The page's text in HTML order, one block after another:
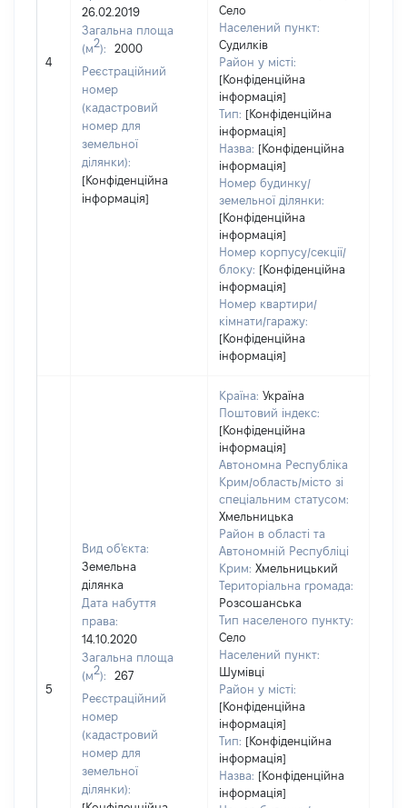
4
26.02.2019
Загальна площа
(м2):
2000
Реєстраційний
номер
(кадастровий
номер для
земельної
ділянки):
[Конфіденційна
інформація]
Село
Населений пункт:
Судилків
Район у місті:
[Конфіденційна
інформація]
Тип: [Конфіденційна
інформація]
Назва: [Конфіденційна
інформація]
Номер будинку/
земельної ділянки:
[Конфіденційна
інформація]
Номер корпусу/секції/
блоку: [Конфіденційна
інформація]
Номер квартири/
кімнати/гаражу:
[Конфіденційна
інформація]
5
Вид об'єкта:
Земельна
ділянка
Дата набуття
права:
14.10.2020
Загальна площа
(м2):
267
Реєстраційний
номер
(кадастровий
номер для
земельної
ділянки):
Країна: Україна
Поштовий індекс:
[Конфіденційна
інформація]
Автономна Республіка
Крим/область/місто зі
спеціальним статусом:
Хмельницька
Район в області та
Автономній Республіці
Крим: Хмельницький
Територіальна громада:
Розсошанська
Тип населеного пункту:
Село
Населений пункт:
Шумівці
Район у місті:
[Конфіденційна
інформація]
Тип: [Конфіденційна
інформація]
Назва: [Конфіденційна
інформація]